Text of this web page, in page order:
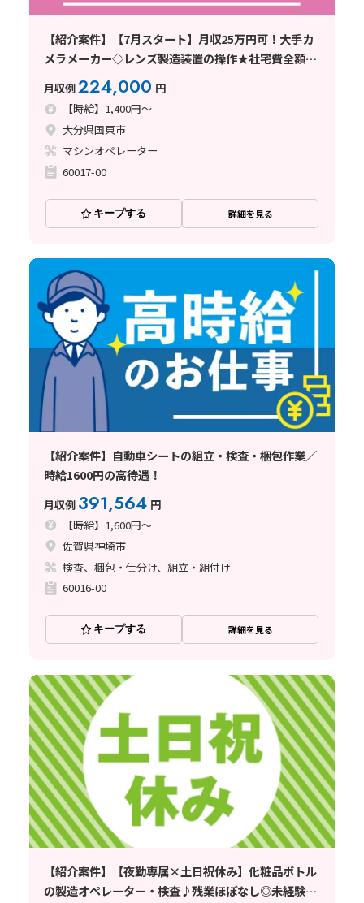
【紹介案件】【7月スタート】月収25万円可！大手カ
メラメーカー◇レンズ製造装置の操作★社宅費全額補
助♪残業少なめ◎
月収例224,000 円
【時給】1,400円～
大分県国東市
マシンオペレーター
60017-00
キープする 詳細を見る
【紹介案件】自動車シートの組立・検査・梱包作業／
時給1600円の高待遇！
月収例 391,564 円
【時給】1,600円～
佐賀県神埼市
検査、梱包・仕分け、組立・組付け
60016-00
キープする 詳細を見る
【紹介案件】【夜勤専属×土日祝休み】化粧品ボトル
の製造オペレーター・検査♪残業ほぼなし◎未経験歓